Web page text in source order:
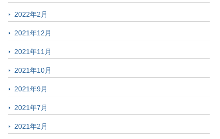
2022年2月
2021年12月
2021年11月
2021年10月
2021年9月
2021年7月
2021年2月